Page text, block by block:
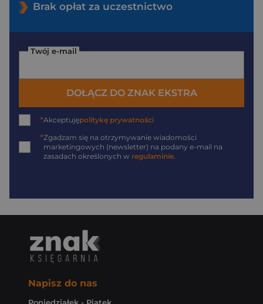
Brak opłat za uczestnictwo
Twój e-mail
DOŁĄCZ DO ZNAK EKSTRA
*Akceptujępolitykę prywatności
*Zgadzam się na otrzymywanie wiadomości
marketingowych (newsletter) na podany e-mail na
zasadach określonych w regulaminie.
Napisz do nas